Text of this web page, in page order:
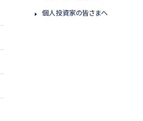
個人投資家の皆さまへ